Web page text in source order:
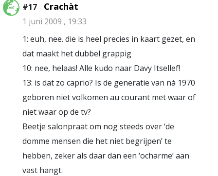
#17 Crachàt
1 juni 2009 , 19:33
1: euh, nee. die is heel precies in kaart gezet, en
dat maakt het dubbel grappig
10: nee, helaas! Alle kudo naar Davy Itsellef!
13: is dat zo caprio? Is de generatie van nà 1970
geboren niet volkomen au courant met waar of
niet waar op de tv?
Beetje salonpraat om nog steeds over ‘de
domme mensen die het niet begrijpen’ te
hebben, zeker als daar dan een ‘ocharme’ aan
vast hangt.